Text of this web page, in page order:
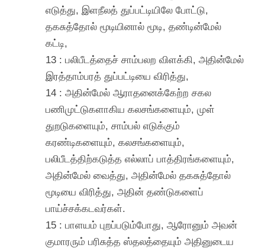
எடுத்து, இளநீலத் துப்பட்டியிலே போட்டு,
தகசுத்தோல் மூடியினால் மூடி, தண்டின்மேல்
கட்டி,
13 : பலிபீடத்தைச் சாம்பலற விளக்கி, அதின்மேல்
இரத்தாம்பரத் துப்பட்டியை விரித்து,
14 : அதின்மேல் ஆராதனைக்கேற்ற சகல
பணிமுட்டுகளாகிய கலசங்களையும், முள்
துறடுகளையும், சாம்பல் எடுக்கும்
கரண்டிகளையும், கலசங்களையும்,
பலிபீடத்திற்கடுத்த எல்லாப் பாத்திரங்களையும்,
அதின்மேல் வைத்து, அதின்மேல் தகசுத்தோல்
மூடியை விரித்து, அதின் தண்டுகளைப்
பாய்ச்சக்கடவர்கள்.
15 : பாளயம் புறப்படும்போது, ஆரோனும் அவன்
குமாரரும் பரிசுத்த ஸ்தலத்தையும் அதினுடைய